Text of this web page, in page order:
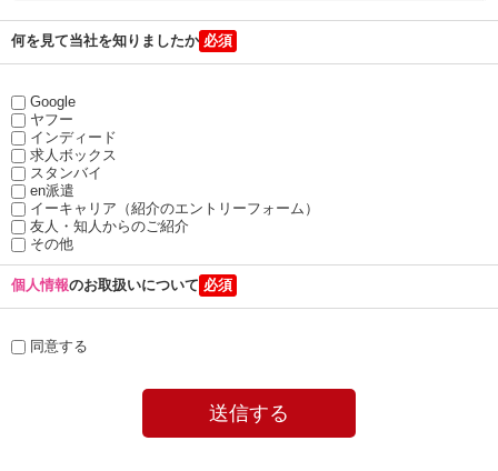
何を見て当社を知りましたか
Google
ヤフー
インディード
求人ボックス
スタンバイ
en派遣
イーキャリア（紹介のエントリーフォーム）
友人・知人からのご紹介
その他
個人情報のお取扱いについて
同意する